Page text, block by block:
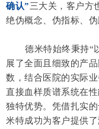
确认”三大关，客户方
绝伪概念、伪指标、伪
德米特始终秉持“
展了全面且细致的产
数，结合医院的实际
直接血样质谱系统在
独特优势。凭借扎实
米特成功为客户提供